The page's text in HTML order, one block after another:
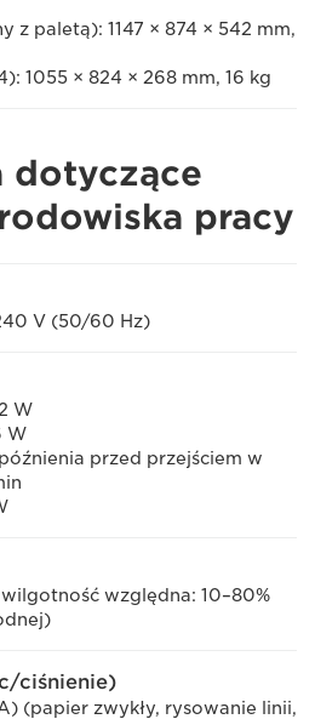
z paletą): 1147 × 874 × 542 mm,
1055 × 824 × 268 mm, 16 kg
dotyczące
pracy
V (50/60 Hz)
W
W
przed przejściem w
względna: 10–80%
ciśnienie)
(papier zwykły, rysowanie linii,